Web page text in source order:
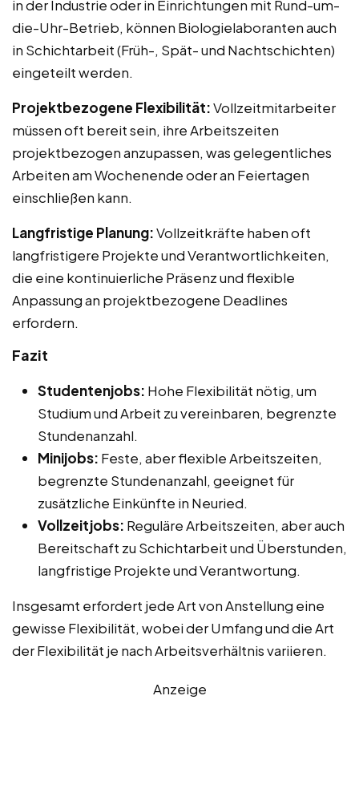
in der Industrie oder in Einrichtungen mit Rund-um-
die-Uhr-Betrieb, können Biologielaboranten auch
in Schichtarbeit (Früh-, Spät- und Nachtschichten)
eingeteilt werden.
Projektbezogene Flexibilität:Vollzeitmitarbeiter
müssen oft bereit sein, ihre Arbeitszeiten
projektbezogen anzupassen, was gelegentliches
Arbeiten am Wochenende oder an Feiertagen
einschließen kann.
Langfristige Planung:Vollzeitkräfte haben oft
langfristigere Projekte und Verantwortlichkeiten,
die eine kontinuierliche Präsenz und flexible
Anpassung an projektbezogene Deadlines
erfordern.
Fazit
Studentenjobs: Hohe Flexibilität nötig, um
Studium und Arbeit zu vereinbaren, begrenzte
Stundenanzahl.
Minijobs: Feste, aber flexible Arbeitszeiten,
begrenzte Stundenanzahl, geeignet für
zusätzliche Einkünfte in Neuried.
Vollzeitjobs: Reguläre Arbeitszeiten, aber auch
Bereitschaft zu Schichtarbeit und Überstunden,
langfristige Projekte und Verantwortung.
Insgesamt erfordert jede Art von Anstellung eine
gewisse Flexibilität, wobei der Umfang und die Art
der Flexibilität je nach Arbeitsverhältnis variieren.
Anzeige